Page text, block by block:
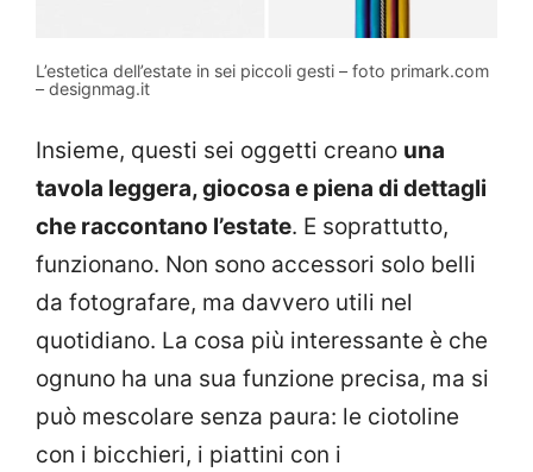
L’estetica dell’estate in sei piccoli gesti – foto primark.com
– designmag.it
Insieme, questi sei oggetti creano una
tavola leggera, giocosa e piena di dettagli
che raccontano l’estate. E soprattutto,
funzionano. Non sono accessori solo belli
da fotografare, ma davvero utili nel
quotidiano. La cosa più interessante è che
ognuno ha una sua funzione precisa, ma si
può mescolare senza paura: le ciotoline
con i bicchieri, i piattini con i